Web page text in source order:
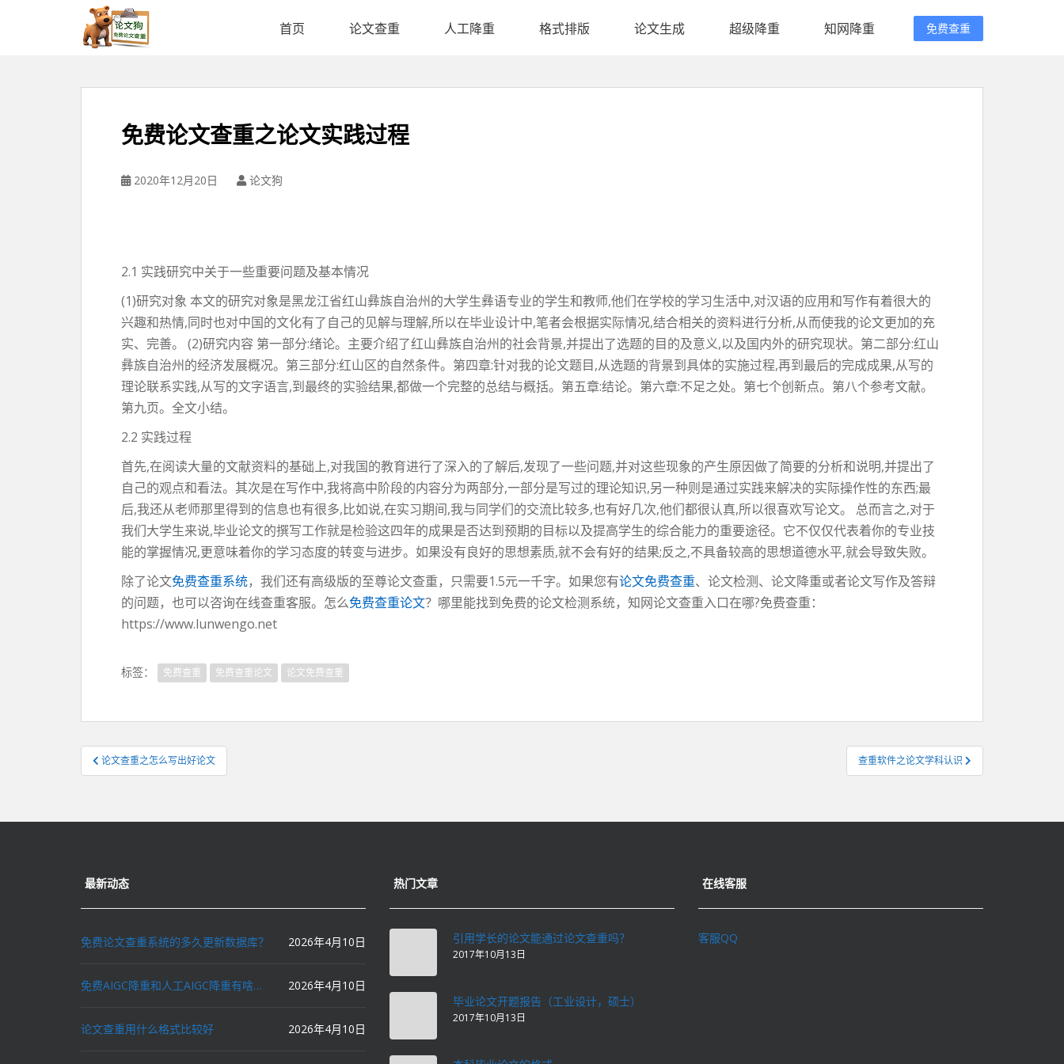
首页 论文查重 人工降重 格式排版 论文生成 超级降重 知网降重 免费查重
免费论文查重之论文实践过程
2020年12月20日 论文狗
2.1 实践研究中关于一些重要问题及基本情况
(1)研究对象 本文的研究对象是黑龙江省红山彝族自治州的大学生彝语专业的学生和教师,他们在学校的学习生活中,对汉语的应用和写作有着很大的
兴趣和热情,同时也对中国的文化有了自己的见解与理解,所以在毕业设计中,笔者会根据实际情况,结合相关的资料进行分析,从而使我的论文更加的充
实、完善。 (2)研究内容 第一部分:绪论。主要介绍了红山彝族自治州的社会背景,并提出了选题的目的及意义,以及国内外的研究现状。第二部分:红山
彝族自治州的经济发展概况。第三部分:红山区的自然条件。第四章:针对我的论文题目,从选题的背景到具体的实施过程,再到最后的完成成果,从写的
理论联系实践,从写的文字语言,到最终的实验结果,都做一个完整的总结与概括。第五章:结论。第六章:不足之处。第七个创新点。第八个参考文献。
第九页。全文小结。
2.2 实践过程
首先,在阅读大量的文献资料的基础上,对我国的教育进行了深入的了解后,发现了一些问题,并对这些现象的产生原因做了简要的分析和说明,并提出了
自己的观点和看法。其次是在写作中,我将高中阶段的内容分为两部分,一部分是写过的理论知识,另一种则是通过实践来解决的实际操作性的东西;最
后,我还从老师那里得到的信息也有很多,比如说,在实习期间,我与同学们的交流比较多,也有好几次,他们都很认真,所以很喜欢写论文。 总而言之,对于
我们大学生来说,毕业论文的撰写工作就是检验这四年的成果是否达到预期的目标以及提高学生的综合能力的重要途径。它不仅仅代表着你的专业技
能的掌握情况,更意味着你的学习态度的转变与进步。如果没有良好的思想素质,就不会有好的结果;反之,不具备较高的思想道德水平,就会导致失败。
除了论文免费查重系统，我们还有高级版的至尊论文查重，只需要1.5元一千字。如果您有论文免费查重、论文检测、论文降重或者论文写作及答辩
的问题，也可以咨询在线查重客服。怎么免费查重论文？哪里能找到免费的论文检测系统，知网论文查重入口在哪?免费查重：
https://www.lunwengo.net
标签： 免费查重 免费查重论文 论文免费查重
文
章
航
论文查重之怎么写出好论文 查重软件之论文学科认识
最新动态
免费论文查重系统的多久更新数据库？ 2026年4月10日
免费AIGC降重和人工AIGC降重有啥区别？ 2026年4月10日
论文查重用什么格式比较好 2026年4月10日
热门文章
引用学长的论文能通过论文查重吗？
2017年10月13日
毕业论文开题报告（工业设计，硕士）
2017年10月13日
在线客服
客服QQ